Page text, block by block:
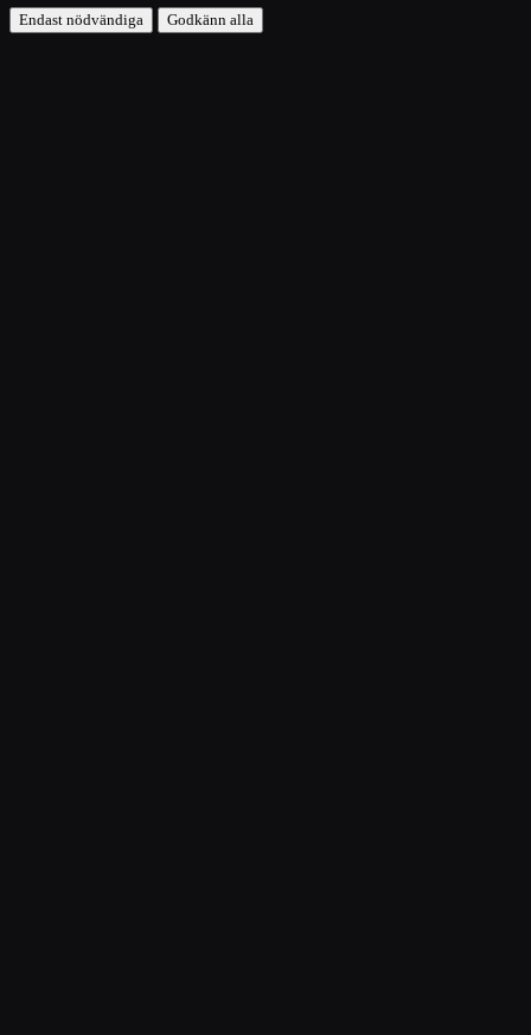
Endast nödvändiga Godkänn alla